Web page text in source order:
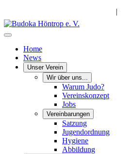
|
Home
News
Unser Verein
Wir über uns...
Warum Judo?
Vereinskonzept
Jobs
Vereinbarungen
Satzung
Jugendordnung
Hygiene
Abbildung